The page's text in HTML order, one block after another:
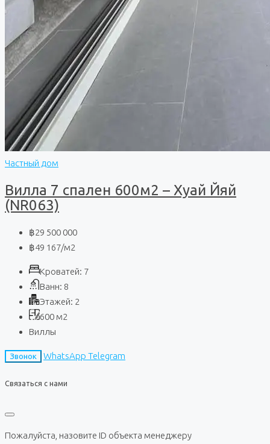
Частный дом
Вилла 7 спален 600м2 – Хуай Йяй
(NR063)
฿29 500 000
฿49 167/м2
Кроватей: 7
Ванн: 8
Этажей: 2
600 м2
Виллы
Звонок WhatsApp Telegram
Связаться с нами
Пожалуйста, назовите ID объекта менеджеру